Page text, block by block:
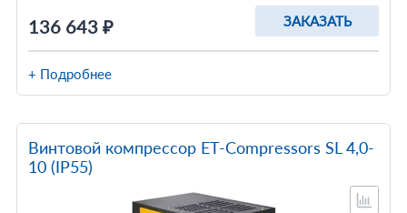
136 643 ₽ ЗАКАЗАТЬ
+ Подробнее
Винтовой компрессор ET-Compressors SL 4,0-
10 (IP55)